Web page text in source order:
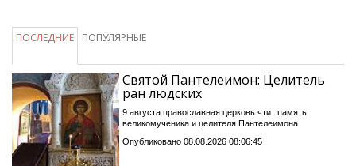
ПОСЛЕДНИЕ ПОПУЛЯРНЫЕ
Святой Пантелеимон: Целитель
ран людских
9 августа православная церковь чтит память
великомученика и целителя Пантелеимона
Опубликовано 08.08.2026 08:06:45